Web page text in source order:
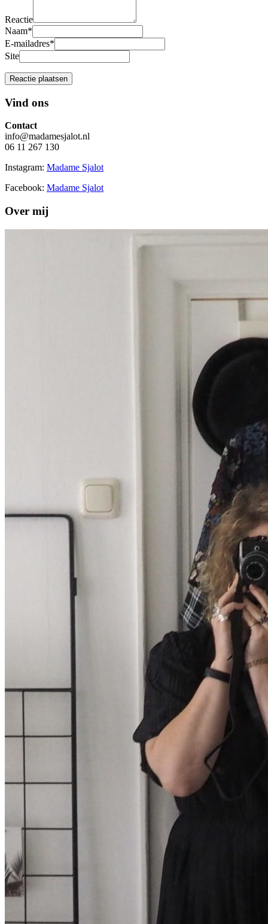
Reactie
Naam*
E-mailadres*
Site
Vind ons
Contact
info@madamesjalot.nl
06 11 267 130
Instagram: Madame Sjalot
Facebook: Madame Sjalot
Over mij